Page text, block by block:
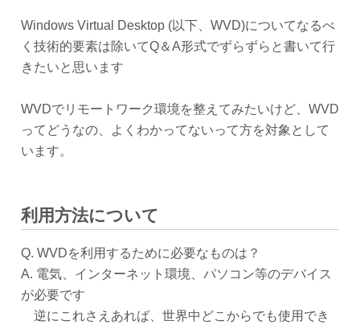
Windows Virtual Desktop (以下、WVD)についてなるべ
く技術的要素は除いてQ＆A形式でずらずらと書いて行
きたいと思います
WVDでリモートワーク環境を整えてみたいけど、WVD
ってどうなの、よくわかってないって方を対象として
います。
利用方法について
Q. WVDを利用するために必要なものは？
A. 電気、インターネット環境、パソコン等のデバイス
が必要です
逆にこれさえあれば、世界中どこからでも使用でき